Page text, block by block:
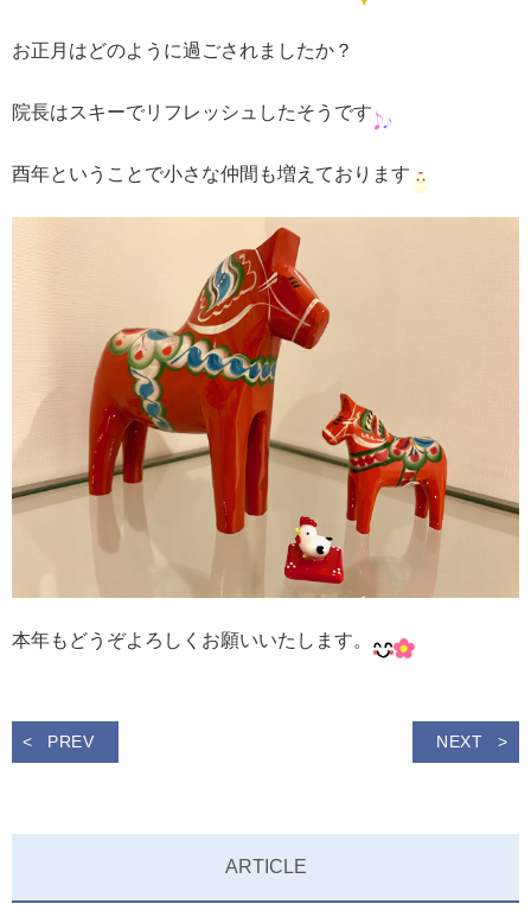
お正月はどのように過ごされましたか？
院長はスキーでリフレッシュしたそうです
酉年ということで小さな仲間も増えております
本年もどうぞよろしくお願いいたします。
PREV NEXT
ARTICLE